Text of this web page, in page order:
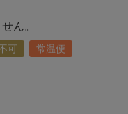
ん。
可 常温便